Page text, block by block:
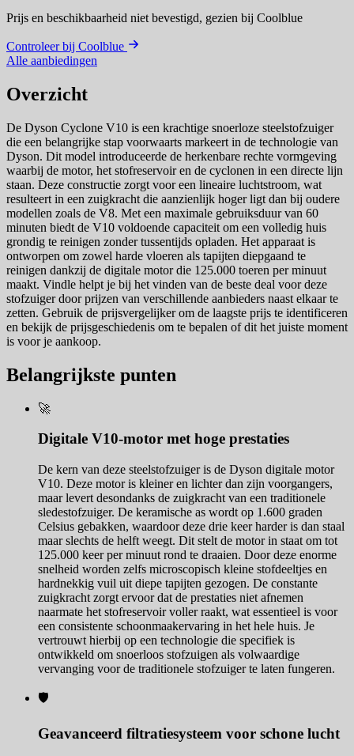
Prijs en beschikbaarheid niet bevestigd, gezien bij Coolblue
Controleer bij Coolblue
Alle aanbiedingen
Overzicht
De Dyson Cyclone V10 is een krachtige snoerloze steelstofzuiger
die een belangrijke stap voorwaarts markeert in de technologie van
Dyson. Dit model introduceerde de herkenbare rechte vormgeving
waarbij de motor, het stofreservoir en de cyclonen in een directe lijn
staan. Deze constructie zorgt voor een lineaire luchtstroom, wat
resulteert in een zuigkracht die aanzienlijk hoger ligt dan bij oudere
modellen zoals de V8. Met een maximale gebruiksduur van 60
minuten biedt de V10 voldoende capaciteit om een volledig huis
grondig te reinigen zonder tussentijds opladen. Het apparaat is
ontworpen om zowel harde vloeren als tapijten diepgaand te
reinigen dankzij de digitale motor die 125.000 toeren per minuut
maakt. Vindle helpt je bij het vinden van de beste deal voor deze
stofzuiger door prijzen van verschillende aanbieders naast elkaar te
zetten. Gebruik de prijsvergelijker om de laagste prijs te identificeren
en bekijk de prijsgeschiedenis om te bepalen of dit het juiste moment
is voor je aankoop.
Belangrijkste punten
🚀
Digitale V10-motor met hoge prestaties
De kern van deze steelstofzuiger is de Dyson digitale motor
V10. Deze motor is kleiner en lichter dan zijn voorgangers,
maar levert desondanks de zuigkracht van een traditionele
sledestofzuiger. De keramische as wordt op 1.600 graden
Celsius gebakken, waardoor deze drie keer harder is dan staal
maar slechts de helft weegt. Dit stelt de motor in staat om tot
125.000 keer per minuut rond te draaien. Door deze enorme
snelheid worden zelfs microscopisch kleine stofdeeltjes en
hardnekkig vuil uit diepe tapijten gezogen. De constante
zuigkracht zorgt ervoor dat de prestaties niet afnemen
naarmate het stofreservoir voller raakt, wat essentieel is voor
een consistente schoonmaakervaring in het hele huis. Je
vertrouwt hierbij op een technologie die specifiek is
ontwikkeld om snoerloos stofzuigen als volwaardige
vervanging voor de traditionele stofzuiger te laten fungeren.
🛡️
Geavanceerd filtratiesysteem voor schone lucht